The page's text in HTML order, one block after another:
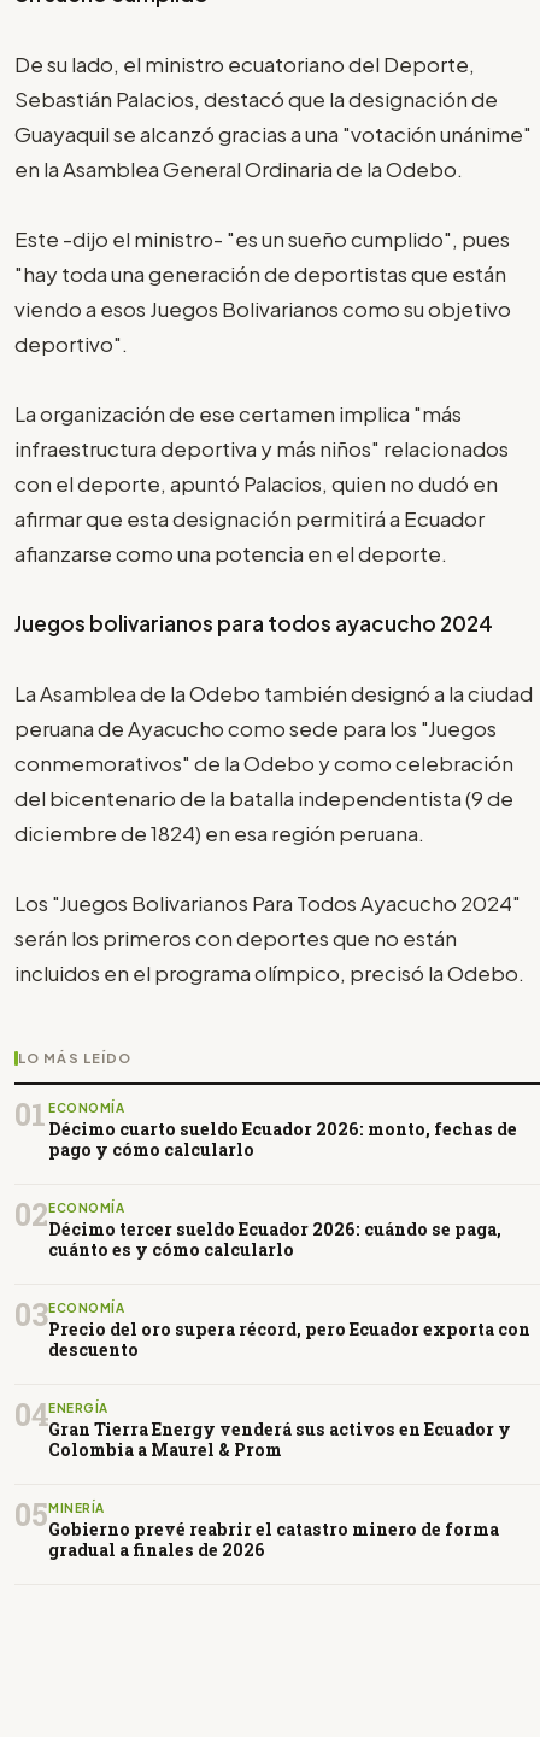
De su lado, el ministro ecuatoriano del Deporte,
Sebastián Palacios, destacó que la designación de
Guayaquil se alcanzó gracias a una "votación unánime"
en la Asamblea General Ordinaria de la Odebo.
Este -dijo el ministro- "es un sueño cumplido", pues
"hay toda una generación de deportistas que están
viendo a esos Juegos Bolivarianos como su objetivo
deportivo".
La organización de ese certamen implica "más
infraestructura deportiva y más niños" relacionados
con el deporte, apuntó Palacios, quien no dudó en
afirmar que esta designación permitirá a Ecuador
afianzarse como una potencia en el deporte.
Juegos bolivarianos para todos ayacucho 2024
La Asamblea de la Odebo también designó a la ciudad
peruana de Ayacucho como sede para los "Juegos
conmemorativos" de la Odebo y como celebración
del bicentenario de la batalla independentista (9 de
diciembre de 1824) en esa región peruana.
Los "Juegos Bolivarianos Para Todos Ayacucho 2024"
serán los primeros con deportes que no están
incluidos en el programa olímpico, precisó la Odebo.
LO MÁS LEÍDO
01 ECONOMÍA
Décimo cuarto sueldo Ecuador 2026: monto, fechas de
pago y cómo calcularlo
02ECONOMÍA
Décimo tercer sueldo Ecuador 2026: cuándo se paga,
cuánto es y cómo calcularlo
03ECONOMÍA
Precio del oro supera récord, pero Ecuador exporta con
descuento
04ENERGÍA
Gran Tierra Energy venderá sus activos en Ecuador y
Colombia a Maurel & Prom
05MINERÍA
Gobierno prevé reabrir el catastro minero de forma
gradual a finales de 2026